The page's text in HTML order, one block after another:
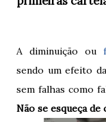
A diminuição ou
sendo um efeito
sem falhas como
Não se esqueça